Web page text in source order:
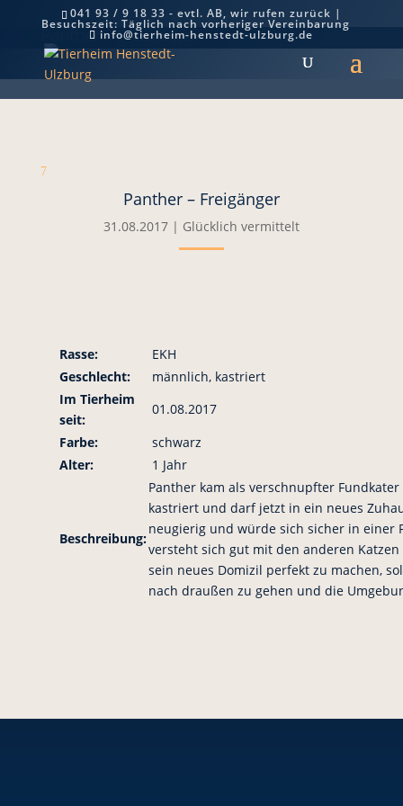
041 93 / 9 18 33 - evtl. AB, wir rufen zurück |
Besuchszeit: Täglich nach vorheriger Vereinbarung
info@tierheim-henstedt-ulzburg.de
Panther – Freigänger
7
Panther – Freigänger
31.08.2017| Glücklich vermittelt
Rasse:
EKH
Geschlecht:
männlich, kastriert
Im Tierheim
seit:
01.08.2017
Farbe:
schwarz
Alter:
1 Jahr
Beschreibung:
Panther kam als verschnupfter
kastriert und darf jetzt in ein neues
neugierig und würde sich sicher in einer
versteht sich gut mit den anderen
sein neues Domizil perfekt zu machen,
nach draußen zu gehen und die